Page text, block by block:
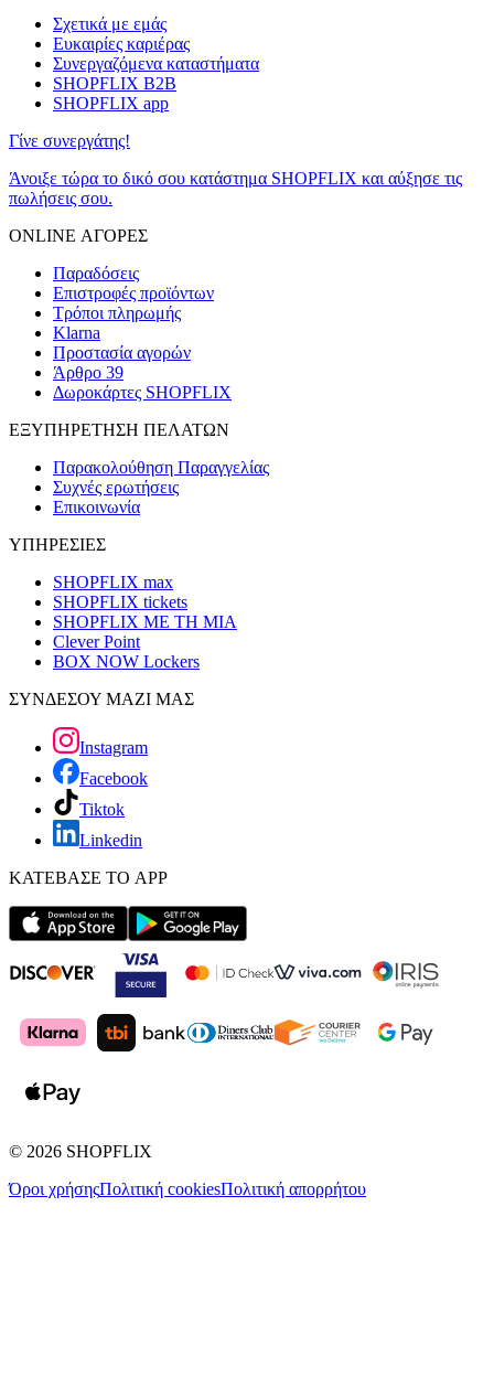
Σχετικά με εμάς
Ευκαιρίες καριέρας
Συνεργαζόμενα καταστήματα
SHOPFLIX B2B
SHOPFLIX app
Γίνε συνεργάτης!
Άνοιξε τώρα το δικό σου κατάστημα SHOPFLIX και αύξησε τις
πωλήσεις σου.
ONLINE ΑΓΟΡΕΣ
Παραδόσεις
Επιστροφές προϊόντων
Τρόποι πληρωμής
Klarna
Προστασία αγορών
Άρθρο 39
Δωροκάρτες SHOPFLIX
ΕΞΥΠΗΡΕΤΗΣΗ ΠΕΛΑΤΩΝ
Παρακολούθηση Παραγγελίας
Συχνές ερωτήσεις
Επικοινωνία
ΥΠΗΡΕΣΙΕΣ
SHOPFLIX max
SHOPFLIX tickets
SHOPFLIX ΜΕ ΤΗ ΜΙΑ
Clever Point
BOX NOW Lockers
ΣΥΝΔΕΣΟΥ ΜΑΖΙ ΜΑΣ
Instagram
Facebook
Tiktok
Linkedin
ΚΑΤΕΒΑΣΕ ΤΟ APP
© 2026 SHOPFLIX
Όροι χρήσηςΠολιτική cookiesΠολιτική απορρήτου